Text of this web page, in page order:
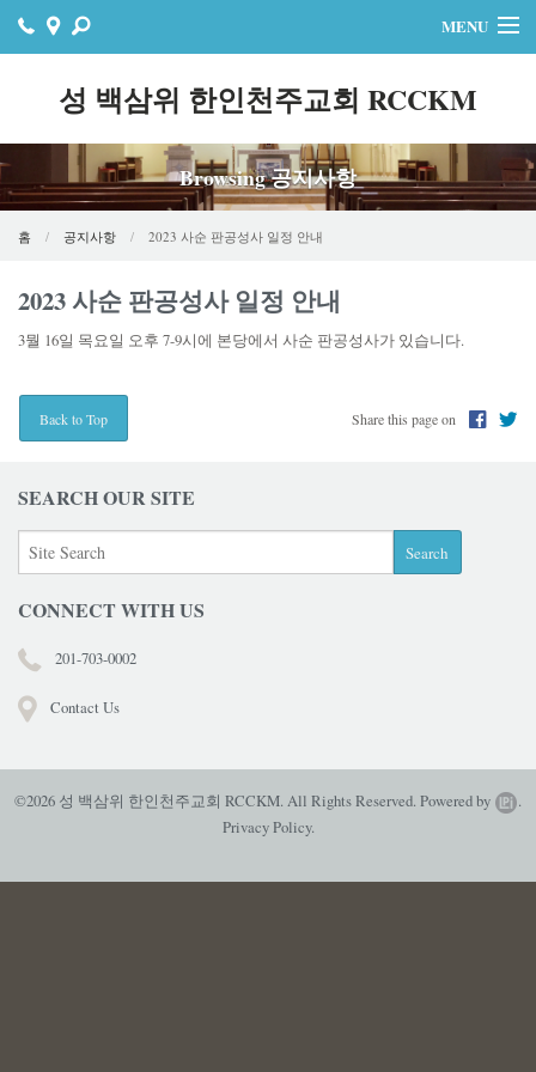
성 백삼위 한인천주교회 RCCKM
MENU
자료실
공지사항
행사
연락처
온라인기빙
Browsing 공지사항
홈 공지사항 2023 사순 판공성사 일정 안내
2023 사순 판공성사 일정 안내
3뭘 16일 목요일 오후 7-9시에 본당에서 사순 판공성사가 있습니다.
Back to Top Share this page on
SEARCH OUR SITE
CONNECT WITH US
201-703-0002
Contact Us
©2026 성 백삼위 한인천주교회 RCCKM. All Rights Reserved. Powered by
.
Privacy Policy.